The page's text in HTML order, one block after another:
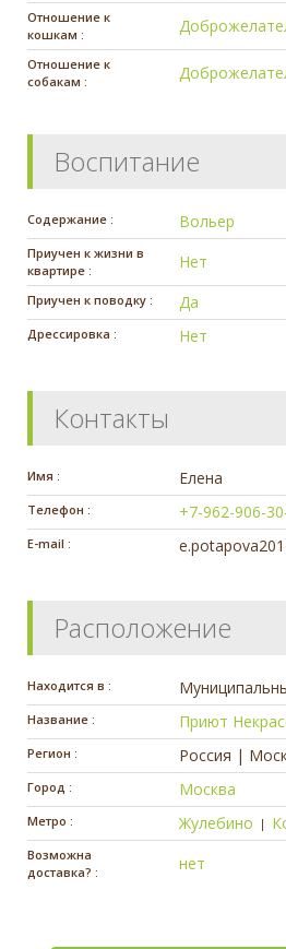
Отношение к
кошкам :
Отношение к
собакам :
Воспитание
Содержание : Вольер
Приучен к жизни в
квартире :
Нет
Приучен к поводку : Да
Дрессировка : Нет
Контакты
Имя : Елена
Телефон : +7-962-906-
E-mail :
Расположение
Находится в :
Название : Приют
Регион : Россия |
Город : Москва
Метро : Жулебино |
Возможна
доставка? :
нет